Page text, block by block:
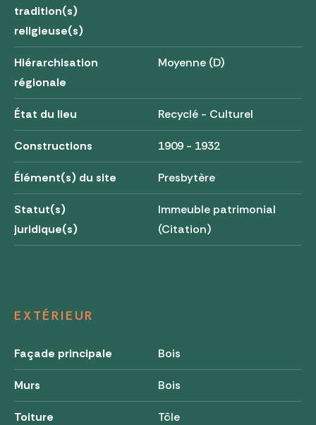
tradition(s)
religieuse(s)
Hiérarchisation
régionale
Moyenne (D)
État du lieu Recyclé - Culturel
Constructions 1909 - 1932
Élément(s) du site Presbytère
Statut(s)
juridique(s)
Immeuble patrimonial
(Citation)
EXTÉRIEUR
Façade principale Bois
Murs Bois
Toiture Tôle